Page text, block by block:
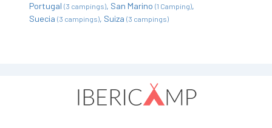
Portugal (3 campings) San Marino (1 Camping)
Suecia (3 campings) Suiza (3 campings)